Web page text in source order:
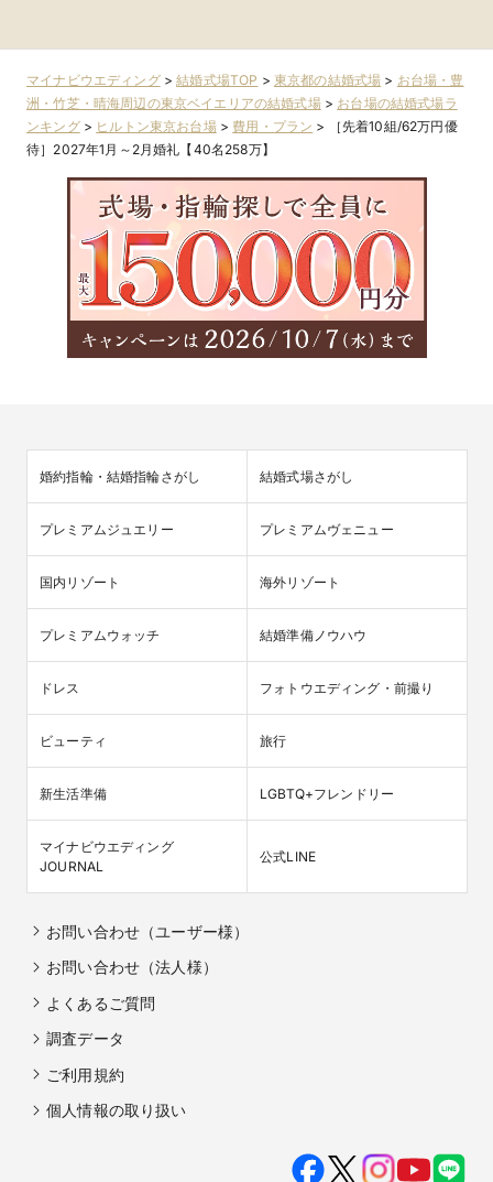
リア
マイナビウエディング>結婚式場TOP > 東京都の結婚式場 > お台場・豊
洲・竹芝・晴海周辺の東京ベイエリアの結婚式場> お台場の結婚式場ラ
ンキング> ヒルトン東京お台場> 費用・プラン >
［先着10組/62万円優
待］2027年1月～2月婚礼【40名258万】
婚約指輪・結婚指輪さがし 結婚式場さがし
プレミアムジュエリー プレミアムヴェニュー
国内リゾート 海外リゾート
プレミアムウォッチ 結婚準備ノウハウ
ドレス フォトウエディング・前撮り
ビューティ 旅行
新生活準備 LGBTQ+フレンドリー
マイナビウエディング
JOURNAL
公式LINE
お問い合わせ（ユーザー様）
お問い合わせ（法人様）
よくあるご質問
調査データ
ご利用規約
個人情報の取り扱い